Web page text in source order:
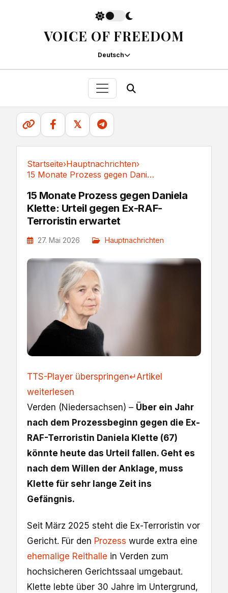
VOICE OF FREEDOM
Deutsch
𝕏
Startseite›Hauptnachrichten›
15 Monate Prozess gegen Daniela Klette: Urteil...
15 Monate Prozess gegen Daniela
Klette: Urteil gegen Ex-RAF-
Terroristin erwartet
27. Mai 2026 Hauptnachrichten
TTS-Player überspringen↵Artikel
weiterlesen
Verden (Niedersachsen) – Über ein Jahr
nach dem Prozessbeginn gegen die Ex-
RAF-Terroristin Daniela Klette (67)
könnte heute das Urteil fallen. Geht es
nach dem Willen der Anklage, muss
Klette für sehr lange Zeit ins
Gefängnis.
Seit März 2025 steht die Ex-Terroristin vor
Gericht. Für den Prozess wurde extra eine
ehemalige Reithalle in Verden zum
hochsicheren Gerichtssaal umgebaut.
Klette lebte über 30 Jahre im Untergrund,